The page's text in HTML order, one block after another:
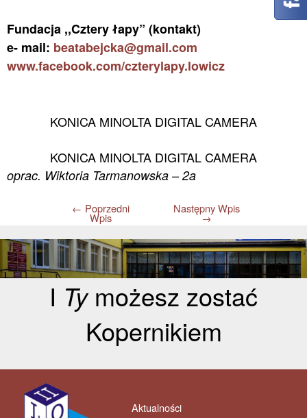
Fundacja ,,Cztery łapy” (kontakt)
e- mail: beatabejcka@gmail.com
www.facebook.com/czterylapy.lowicz
KONICA MINOLTA DIGITAL CAMERA
KONICA MINOLTA DIGITAL CAMERA
oprac. Wiktoria Tarmanowska – 2a
← Poprzedni
Wpis
Następny Wpis
→
I Tymożesz zostać
Kopernikiem
Aktualności